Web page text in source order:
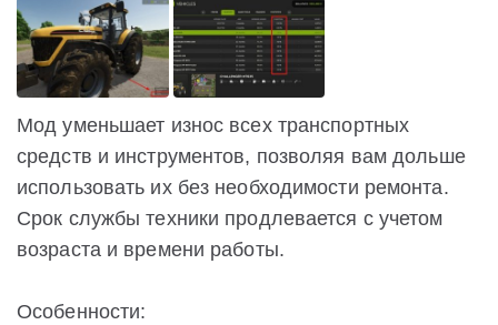
Мод уменьшает износ всех транспортных
средств и инструментов, позволяя вам дольше
использовать их без необходимости ремонта.
Срок службы техники продлевается с учетом
возраста и времени работы.
Особенности: